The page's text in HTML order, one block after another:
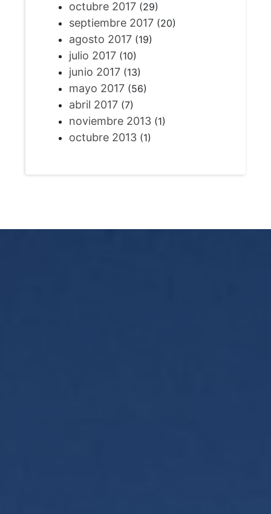
octubre 2017(29)
septiembre 2017(20)
agosto 2017(19)
julio 2017(10)
junio 2017(13)
mayo 2017(56)
abril 2017(7)
noviembre 2013(1)
octubre 2013(1)